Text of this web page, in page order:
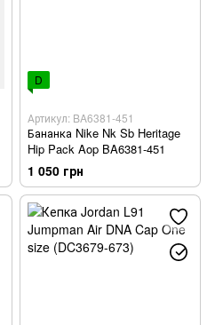
D
Артикул: BA6381-451
Бананка Nike Nk Sb Heritage
Hip Pack Aop BA6381-451
1 050 грн